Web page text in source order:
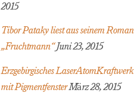
2015
Tibor Pataky liest aus seinem Roman
„Fruchtmann“ Juni 23, 2015
Erzgebirgisches LaserAtomKraftwerk
mit PigmentfensterMärz 28, 2015